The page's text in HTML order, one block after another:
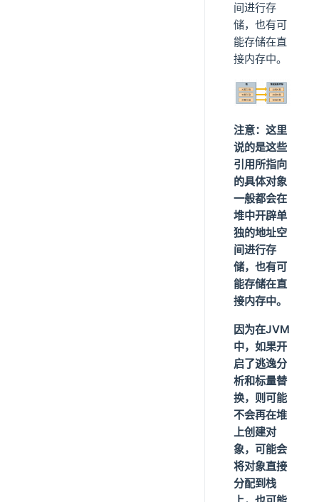
间进行存
储，也有可
能存储在直
接内存中。
注意：这里
说的是这些
引用所指向
的具体对象
一般都会在
堆中开辟单
独的地址空
间进行存
储，也有可
能存储在直
接内存中。
因为在JVM
中，如果开
启了逃逸分
析和标量替
换，则可能
不会再在堆
上创建对
象，可能会
将对象直接
分配到栈